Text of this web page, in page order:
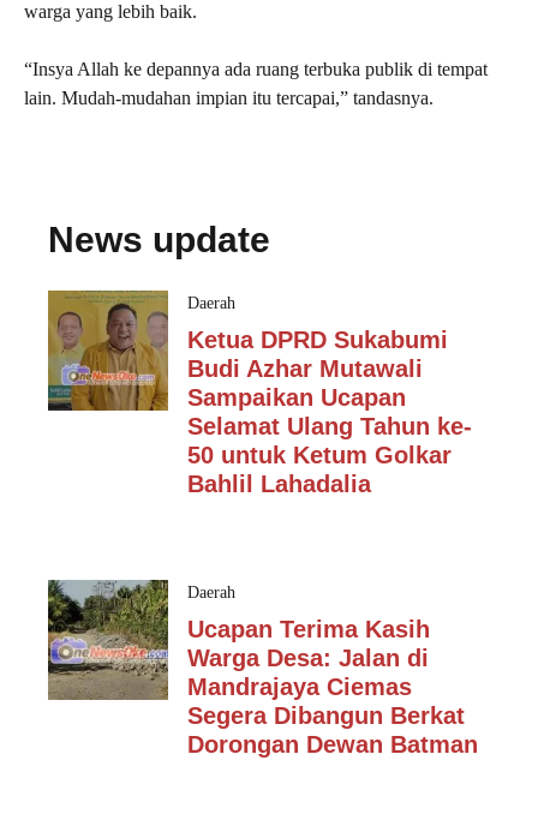
warga yang lebih baik.
“Insya Allah ke depannya ada ruang terbuka publik di tempat
lain. Mudah-mudahan impian itu tercapai,” tandasnya.
News update
Daerah
Ketua DPRD Sukabumi
Budi Azhar Mutawali
Sampaikan Ucapan
Selamat Ulang Tahun ke-
50 untuk Ketum Golkar
Bahlil Lahadalia
Daerah
Ucapan Terima Kasih
Warga Desa: Jalan di
Mandrajaya Ciemas
Segera Dibangun Berkat
Dorongan Dewan Batman